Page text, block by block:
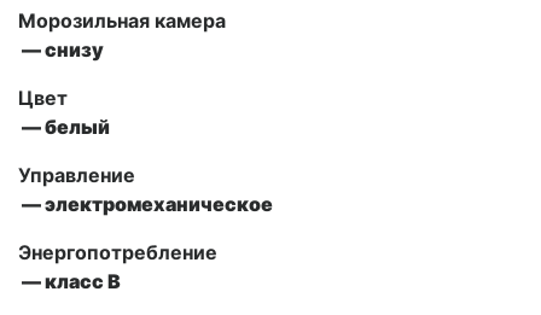
Морозильная камера
— снизу
Цвет
— белый
Управление
— электромеханическое
Энергопотребление
— класс В